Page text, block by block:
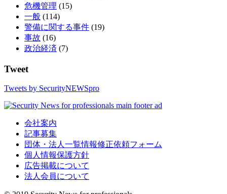
危機管理 (15)
一般 (114)
警備に関する事件 (19)
事故 (16)
政治経済 (7)
Tweet
Tweets by SecurityNEWSpro
会社案内
記事募集
団体・法人一覧情報修正依頼フォーム
個人情報保護方針
広告掲載について
法人会員について